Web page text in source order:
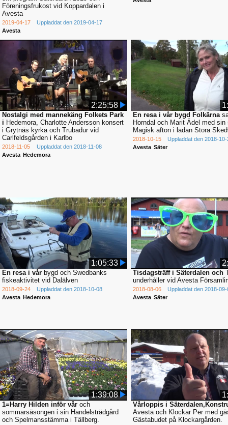
Föreningsfrukost vid Koppardalen i
Avesta
2019-04-17
Uppladdat den 2019-04-17
Avesta
2:25:58
Nostalgi med mannekäng Folkets Park
i Hedemora, Charlotte Andersson konsert
i Grytnäs kyrka och Trubadur vid
Carlfeldsgården i Karlbo
2018-11-05
Uppladdat den 2018-11-08
Avesta Hedemora
En resa i vår bygd Folkärna
Horndal och Marit Ädel med sin
Magisk afton i ladan Stora
2018-10-15
Uppladdat den 2018-10-
Avesta Säter
1:05:33
En resa i vår bygd och Swedbanks
fiskeaktivitet vid Dalälven
2018-09-24
Uppladdat den 2018-10-08
Avesta Hedemora
Tisdagsträff i Säterdalen och
underhåller vid Avesta
2018-08-06
Uppladdat den 2018-09-
Avesta Säter
1:39:08
1=Harry Hilden inför vår och
sommarsäsongen i sin Handelsträdgård
och Spelmansstämma i Tällberg.
Vårloppis i
Avesta och Klockar Per med
Gästabudet på Klockargården.